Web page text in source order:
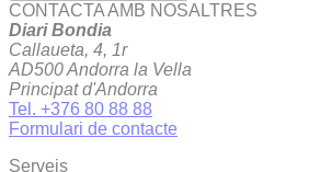
CONTACTA AMB NOSALTRES
Diari Bondia
Callaueta, 4, 1r
AD500 Andorra la Vella
Principat d'Andorra
Tel. +376 80 88 88
Formulari de contacte
Serveis